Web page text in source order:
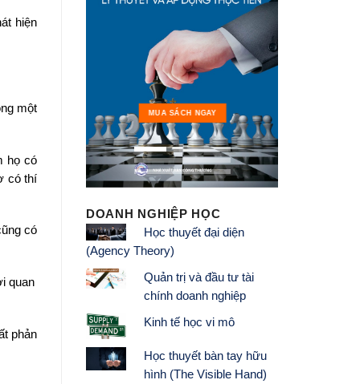
hiện
một
họ có
có thí
có
quan
phản
MUA SÁCH NGAY
DOANH NGHIỆP HỌC
Học thuyết đại diện
(Agency Theory)
Quản trị và đầu tư tài
chính doanh nghiệp
Kinh tế học vi mô
Học thuyết bàn tay hữu
hình (The Visible Hand)